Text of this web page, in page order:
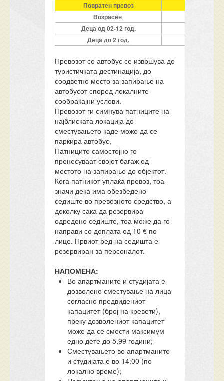
Повратен превоз
Возрасен
Деца од 02-12 год.
Деца до 2 год.
Превозот со автобус се извршува до
туристичката дестинација, до
соодветно место за запирање на
автобусот според локалните
сообраќајни услови.
Превозот ги симнува патниците на
најблиската локација до
сместувањето каде може да се
паркира автобус,
Патниците самостојно го
пренесуваат својот багаж од
местото на запирање до објектот.
Кога патникот уплаќа превоз, тоа
значи дека има обезбедено
седиште во превозното средство, а
доколку сака да резервира
одредено седиште, тоа може да го
направи со доплата од 10 € по
лице. Првиот ред на седишта е
резервиран за персоналот.
НАПОМЕНА:
Во апартманите и студијата е
дозволено сместување на лица
согласно предвидениот
капацитет (број на кревети),
преку дозволениот капацитет
може да се смести максимум
едно дете до 5,99 години;
Сместувањето во апартманите
и студијата е во 14:00 (по
локално време);